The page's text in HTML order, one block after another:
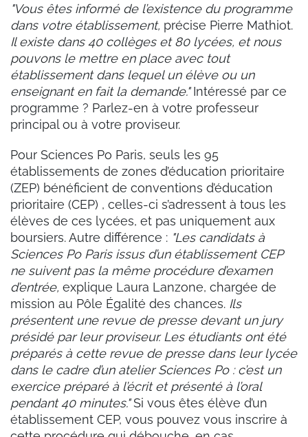
"Vous êtes informé de l’existence du programme
dans votre établissement, précise Pierre Mathiot.
Il existe dans 40 collèges et 80 lycées, et nous
pouvons le mettre en place avec tout
établissement dans lequel un élève ou un
enseignant en fait la demande."Intéressé par ce
programme ? Parlez-en à votre professeur
principal ou à votre proviseur.
Pour Sciences Po Paris, seuls les 95
établissements de zones d’éducation prioritaire
(ZEP) bénéficient de conventions d’éducation
prioritaire (CEP) , celles-ci s’adressent à tous les
élèves de ces lycées, et pas uniquement aux
boursiers. Autre différence : "Les candidats à
Sciences Po Paris issus d’un établissement CEP
ne suivent pas la même procédure d’examen
d’entrée, explique Laura Lanzone, chargée de
mission au Pôle Égalité des chances. Ils
présentent une revue de presse devant un jury
présidé par leur proviseur. Les étudiants ont été
préparés à cette revue de presse dans leur lycée
dans le cadre d’un atelier Sciences Po : c’est un
exercice préparé à l’écrit et présenté à l’oral
pendant 40 minutes."Si vous êtes élève d’un
établissement CEP, vous pouvez vous inscrire à